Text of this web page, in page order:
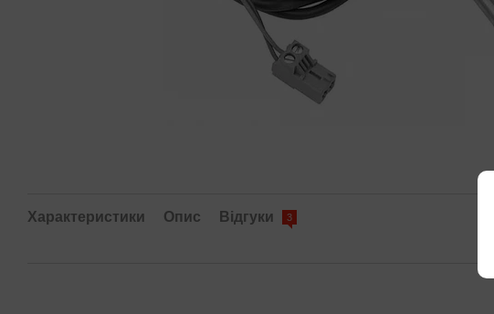
Характеристики Опис Відгуки 3